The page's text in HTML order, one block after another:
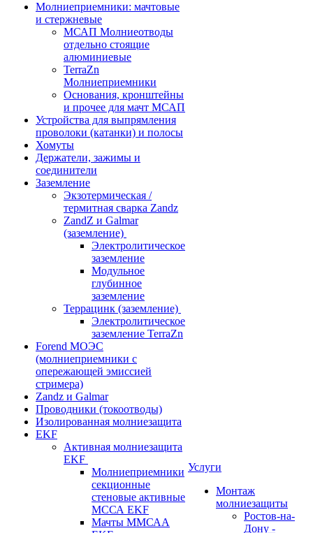
Молниеприемники: мачтовые
и стержневые
МСАП Молниеотводы
отдельно стоящие
алюминиевые
TerraZn
Молниеприемники
Основания, кронштейны
и прочее для мачт МСАП
Устройства для выпрямления
проволоки (катанки) и полосы
Хомуты
Держатели, зажимы и
соединители
Заземление
Экзотермическая /
термитная сварка Zandz
ZandZ и Galmar
(заземление)
Электролитическое
заземление
Модульное
глубинное
заземление
Террацинк (заземление)
Электролитическое
заземление TerraZn
Forend МОЭС
(молниеприемники с
опережающей эмиссией
стримера)
Zandz и Galmar
Проводники (токоотводы)
Изолированная молниезащита
EKF
Активная молниезащита
EKF
Молниеприемники
секционные
стеновые активные
МССА EKF
Мачты ММСАА
Услуги
Монтаж
молниезащиты
Ростов-на-
Дону -